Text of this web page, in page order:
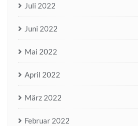
Juli 2022
Juni 2022
Mai 2022
April 2022
März 2022
Februar 2022